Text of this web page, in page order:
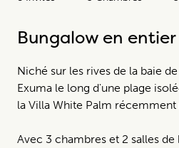
Bungalow en entier
Niché sur les rives de la baie
Exuma le long d'une plage
la Villa White Palm récemment
Avec 3 chambres et 2 salles